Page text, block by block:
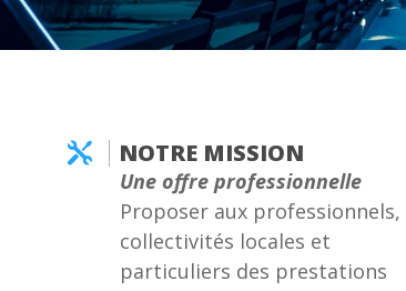
 NOTRE MISSION
Une offre professionnelle
Proposer aux professionnels,
collectivités locales et
particuliers des prestations